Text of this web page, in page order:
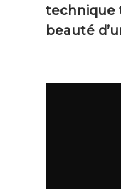
technique
beauté